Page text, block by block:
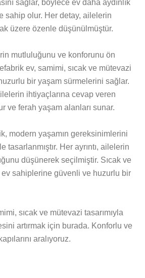
sağlar, böylece ev daha aydınlık
sahip olur. Her detay, ailelerin
üzere özenle düşünülmüştür.
mutluluğunu ve konforunu ön
ev, samimi, sıcak ve mütevazi
bir yaşam sürmelerini sağlar.
ihtiyaçlarına cevap veren
ve ferah yaşam alanları sunar.
modern yaşamın gereksinimlerini
tasarlanmıştır. Her ayrıntı, ailelerin
düşünerek seçilmiştir. Sıcak ve
sahiplerine güvenli ve huzurlu bir
sıcak ve mütevazi tasarımıyla
artırmak için burada. Konforlu ve
aralıyoruz.